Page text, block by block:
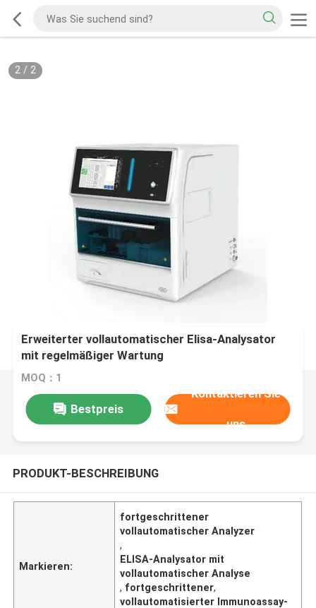
2/ 2
Erweiterter vollautomatischer Elisa-Analysator
mit regelmäßiger Wartung
MOQ：1
Bestpreis
Kontaktieren Sie
uns
PRODUKT-BESCHREIBUNG
Markieren:
fortgeschrittener
vollautomatischer Analyzer
,
ELISA-Analysator mit
vollautomatischer Analyse
, fortgeschrittener,
vollautomatisierter Immunoassay-